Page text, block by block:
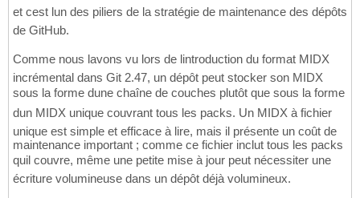
et cest lun des piliers de la stratégie de maintenance des dépôts
de GitHub.
Comme nous lavons vu lors de lintroduction du format MIDX
incrémental dans Git 2.47, un dépôt peut stocker son MIDX
sous la forme dune chaîne de couches plutôt que sous la forme
dun MIDX unique couvrant tous les packs. Un MIDX à fichier
unique est simple et efficace à lire, mais il présente un coût de
maintenance important ; comme ce fichier inclut tous les packs
quil couvre, même une petite mise à jour peut nécessiter une
écriture volumineuse dans un dépôt déjà volumineux.